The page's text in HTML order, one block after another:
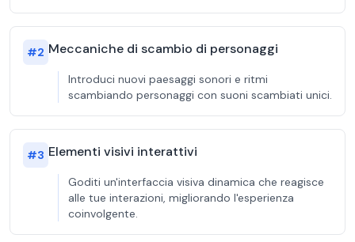
#2 Meccaniche di scambio di personaggi
Introduci nuovi paesaggi sonori e ritmi
scambiando personaggi con suoni scambiati unici.
#3 Elementi visivi interattivi
Goditi un'interfaccia visiva dinamica che reagisce
alle tue interazioni, migliorando l'esperienza
coinvolgente.